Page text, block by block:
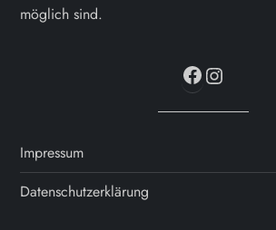
möglich sind.
Facebook
Impressum
Datenschutzerklärung